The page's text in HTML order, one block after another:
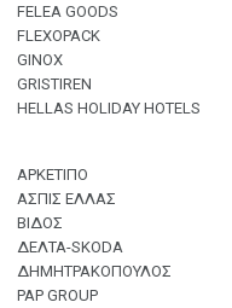
FELEA GOODS
FLEXOPACK
GINOX
GRISTIREN
HELLAS HOLIDAY HOTELS
ΑΡΚΕΤΙΠΟ
ΑΣΠΙΣ ΕΛΛΑΣ
ΒΙΔΟΣ
ΔΕΛΤΑ-SKODA
ΔΗΜΗΤΡΑΚΟΠΟΥΛΟΣ
PAP GROUP